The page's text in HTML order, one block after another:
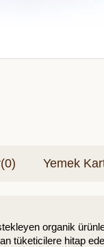
(0) Yemek
organik
tüketicilere hitap